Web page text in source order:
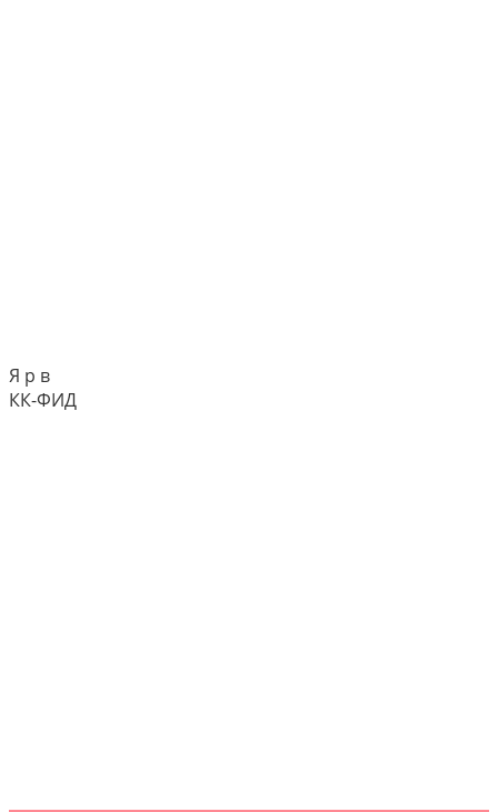
Я р в
КК-ФИД